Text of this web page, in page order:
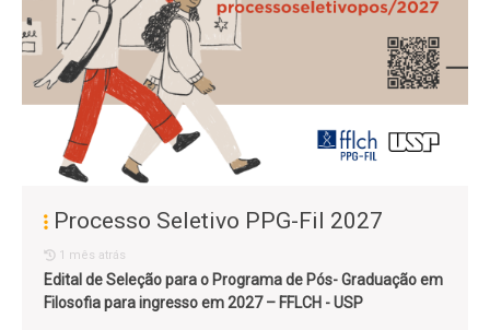
Processo Seletivo PPG-Fil 2027
1 mês atrás
Edital de Seleção para o Programa de Pós- Graduação em
Filosofia para ingresso em 2027 – FFLCH - USP